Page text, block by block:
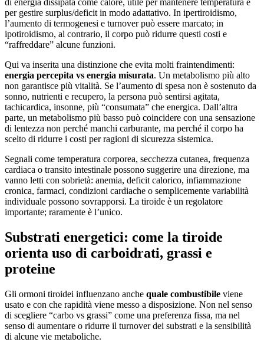
di energia dissipata come calore, utile per mantenere temperatura e
per gestire surplus/deficit in modo adattativo. In ipertiroidismo,
l’aumento di termogenesi e turnover può essere marcato; in
ipotiroidismo, al contrario, il corpo può ridurre questi costi e
“raffreddare” alcune funzioni.
Qui va inserita una distinzione che evita molti fraintendimenti:
energia percepita vs energia misurata. Un metabolismo più alto
non garantisce più vitalità. Se l’aumento di spesa non è sostenuto da
sonno, nutrienti e recupero, la persona può sentirsi agitata,
tachicardica, insonne, più “consumata” che energica. Dall’altra
parte, un metabolismo più basso può coincidere con una sensazione
di lentezza non perché manchi carburante, ma perché il corpo ha
scelto di ridurre i costi per ragioni di sicurezza sistemica.
Segnali come temperatura corporea, secchezza cutanea, frequenza
cardiaca o transito intestinale possono suggerire una direzione, ma
vanno letti con sobrietà: anemia, deficit calorico, infiammazione
cronica, farmaci, condizioni cardiache o semplicemente variabilità
individuale possono sovrapporsi. La tiroide è un regolatore
importante; raramente è l’unico.
Substrati energetici: come la tiroide
orienta uso di carboidrati, grassi e
proteine
Gli ormoni tiroidei influenzano anche quale combustibile viene
usato e con che rapidità viene messo a disposizione. Non nel senso
di scegliere “carbo vs grassi” come una preferenza fissa, ma nel
senso di aumentare o ridurre il turnover dei substrati e la sensibilità
di alcune vie metaboliche.